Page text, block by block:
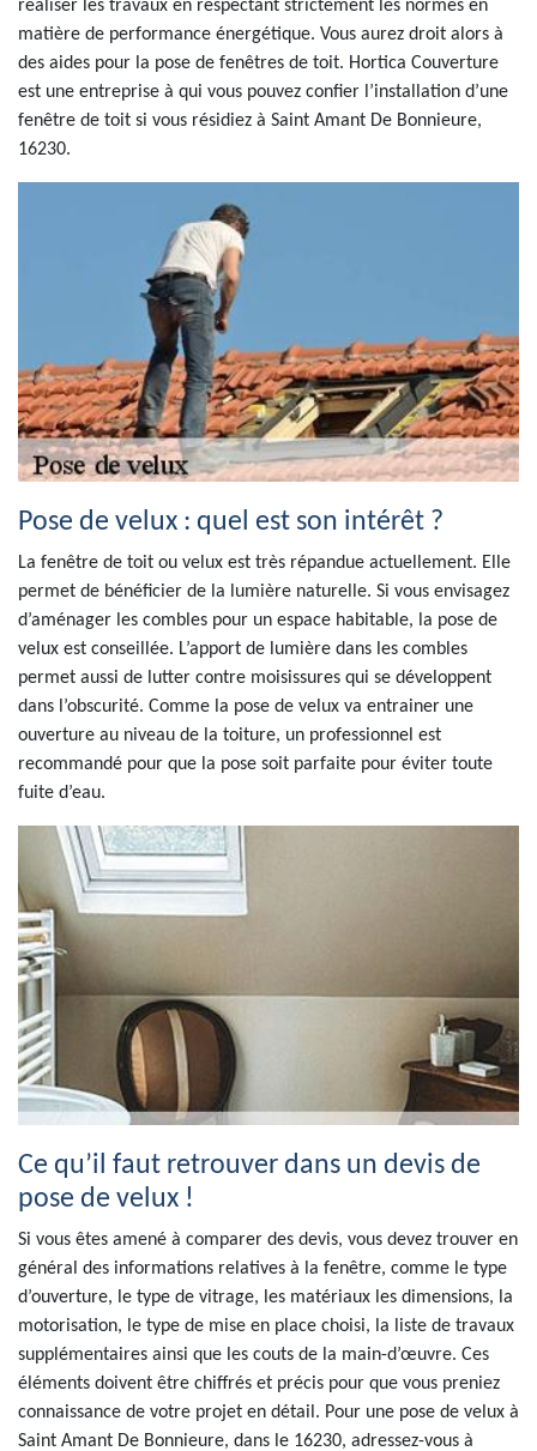
réaliser les travaux en respectant strictement les normes en
matière de performance énergétique. Vous aurez droit alors à
des aides pour la pose de fenêtres de toit. Hortica Couverture
est une entreprise à qui vous pouvez confier l’installation d’une
fenêtre de toit si vous résidiez à Saint Amant De Bonnieure,
16230.
Pose de velux : quel est son intérêt ?
La fenêtre de toit ou velux est très répandue actuellement. Elle
permet de bénéficier de la lumière naturelle. Si vous envisagez
d’aménager les combles pour un espace habitable, la pose de
velux est conseillée. L’apport de lumière dans les combles
permet aussi de lutter contre moisissures qui se développent
dans l’obscurité. Comme la pose de velux va entrainer une
ouverture au niveau de la toiture, un professionnel est
recommandé pour que la pose soit parfaite pour éviter toute
fuite d’eau.
Ce qu’il faut retrouver dans un devis de
pose de velux !
Si vous êtes amené à comparer des devis, vous devez trouver en
général des informations relatives à la fenêtre, comme le type
d’ouverture, le type de vitrage, les matériaux les dimensions, la
motorisation, le type de mise en place choisi, la liste de travaux
supplémentaires ainsi que les couts de la main-d’œuvre. Ces
éléments doivent être chiffrés et précis pour que vous preniez
connaissance de votre projet en détail. Pour une pose de velux à
Saint Amant De Bonnieure, dans le 16230, adressez-vous à